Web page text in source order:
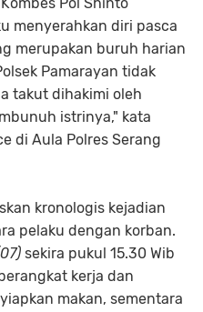
menyerahkan diri pasca
merupakan buruh harian
Pamarayan tidak
takut dihakimi oleh
istrinya," kata
di Aula Polres Serang
kronologis kejadian
pelaku dengan korban.
sekira pukul 15.30 Wib
kerja dan
makan, sementara